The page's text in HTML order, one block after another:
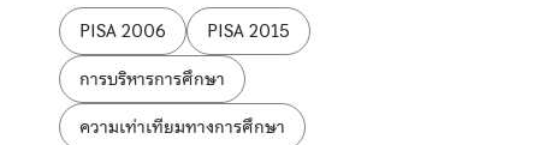
ป้ายกำกับ:
PISA 2006
PISA 2015
การบริหารการศึกษา
ความเท่าเทียมทางการศึกษา